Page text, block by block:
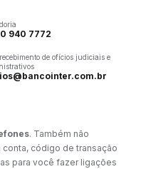
940 7772
de ofícios judiciais e
. Também não
código de transação
para você fazer ligações